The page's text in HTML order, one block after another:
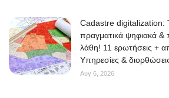
Cadastre digitalization:
πραγματικά ψηφιακά &
λάθη! 11 ερωτήσεις +
Υπηρεσίες &
Αυγ 6, 2026